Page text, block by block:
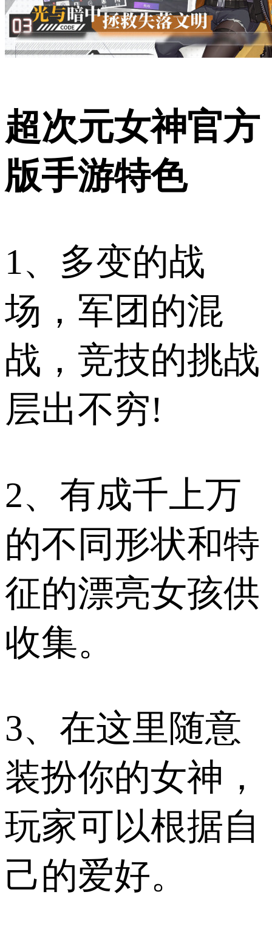
超次元女神官方
版手游特色
1、多变的战
场，军团的混
战，竞技的挑战
层出不穷!
2、有成千上万
的不同形状和特
征的漂亮女孩供
收集。
3、在这里随意
装扮你的女神，
玩家可以根据自
己的爱好。